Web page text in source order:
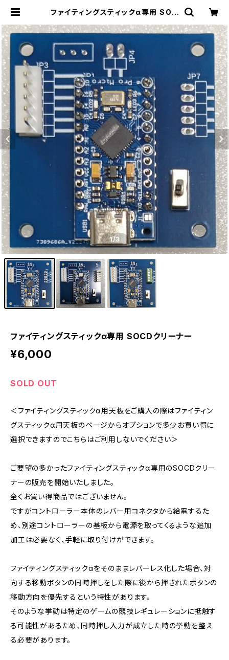
ファイティングスティックα専用 SOC
1/3
ファイティングスティックα専用 SOCDクリーナー
¥6,000
SOLD OUT
＜ファイティングスティックα用天板をご購入の際はファイティン
グスティックα用天板のページからオプションで多少お買い得に
選択できますのでこちらはご利用しないでください＞
ご要望の多かったファイティングスティックα専用のSOCDクリー
ナーの販売を開始いたしました。
全くお買い得商品ではございません。
ですがコントローラー本体のレバー用コネクタから給電するた
め、別途コントローラーの基板から電源を取ってくるような追加
加工は必要なく、手軽に取り付けができます。
ファイティングスティックαをそのままレバーレス化した場合、対
向する移動ボタンの同時押しをした際に後から押されたボタンの
移動方向を優先するという特性があります。
そのような挙動は特定のゲームの競技レギュレーションに抵触す
る可能性があるため、同時押し入力が成立した時の挙動を整え
る必要があります。